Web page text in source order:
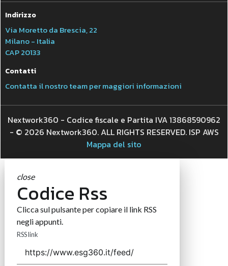
Indirizzo
Via Moretto da Brescia, 22
Milano - Italia
CAP 20133
Contatti
Contatta il nostro team per maggiori informazioni
Nextwork360 - Codice fiscale e Partita IVA 13868590962
- © 2026 Nextwork360. ALL RIGHTS RESERVED. ISP AWS
Mappa del sito
close
Codice Rss
Clicca sul pulsante per copiare il link RSS
negli appunti.
RSS link